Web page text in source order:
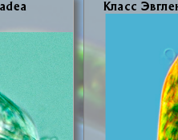
Класс